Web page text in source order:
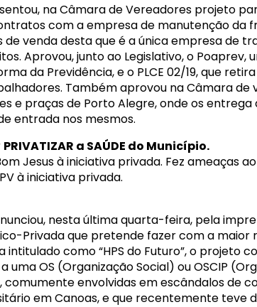
na Câmara de Vereadores projeto
com a empresa de manutenção da
venda desta que é a única empresa de
Aprovou, junto ao Legislativo, o Poaprev,
da Previdência, e o PLCE 02/19, que
Também aprovou na Câmara de
e praças de Porto Alegre, onde os
entrada nos mesmos.
PRIVATIZAR a SAÚDE do Município.
Jesus à iniciativa privada. Fez ameaças ao
à iniciativa privada.
nesta última quarta-feira, pela
Privada que pretende fazer com a maior
como “HPS do Futuro”, o projeto
OS (Organização Social) ou OSCIP
envolvidas em escândalos de
em Canoas, e que recentemente teve